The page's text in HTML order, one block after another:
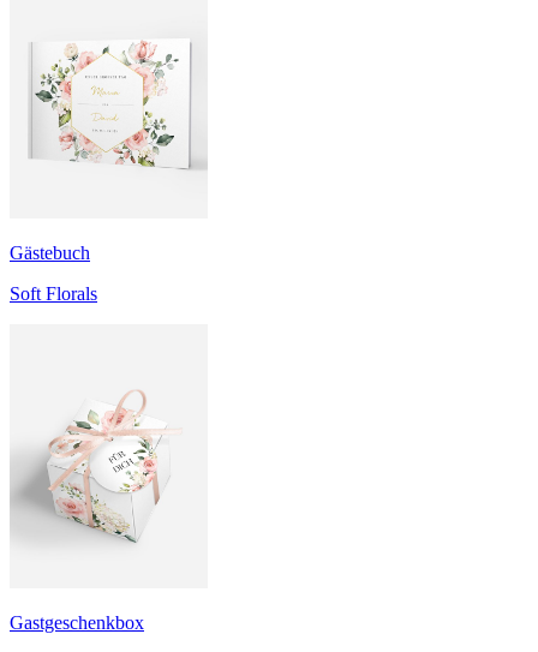
Gästebuch
Soft Florals
Gastgeschenkbox